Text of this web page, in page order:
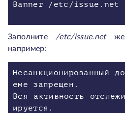
Banner /etc/issue.net
Заполните /etc/issue.net
например:
Несанкционированный
еме запрещен.
Вся активность
ируется.